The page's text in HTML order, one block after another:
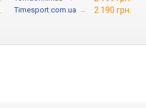
Timesport.com.ua →
2 190 грн.